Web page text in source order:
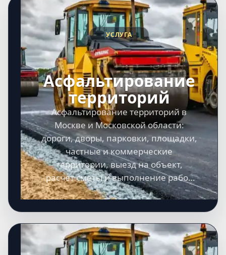
УСЛУГА
Асфальтирование
территорий
Асфальтирование территорий в
Москве и Московской области:
дороги, дворы, парковки, площадки,
частные и коммерческие
территории, выезд на объект,
расчет сметы и выполнение работ
под ключ.